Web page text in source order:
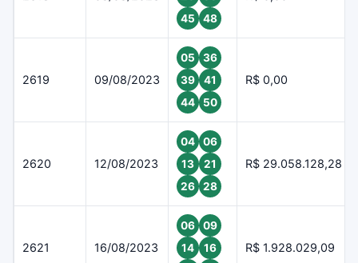
45
48
2619 09/08/2023
05
36
39
41
44
50
R$ 0,00
2620 12/08/2023
04
06
13
21
26
28
R$ 29.058.128,28
2621 16/08/2023
06
09
14
16
R$ 1.928.029,09